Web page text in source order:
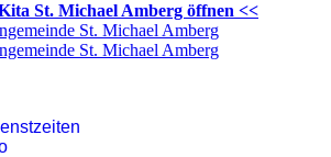
St. Michael Amberg öffnen <<